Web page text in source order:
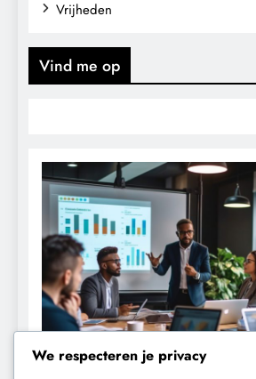
Vrijheden
Vind me op
We respecteren je privacy